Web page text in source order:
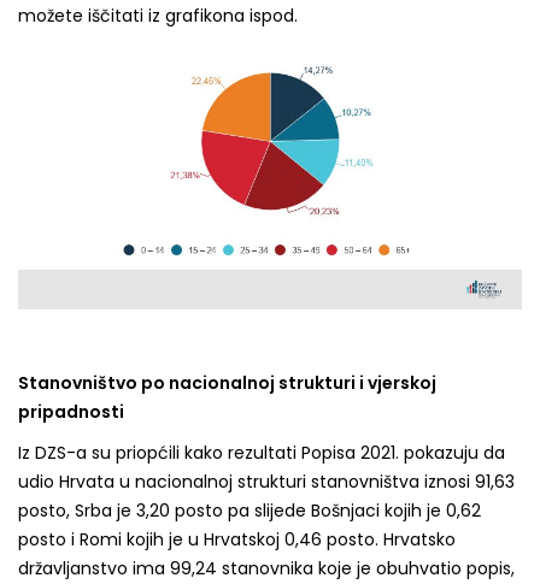
možete iščitati iz grafikona ispod.
Stanovništvo po nacionalnoj strukturi i vjerskoj
pripadnosti
Iz DZS-a su priopćili kako rezultati Popisa 2021. pokazuju da
udio Hrvata u nacionalnoj strukturi stanovništva iznosi 91,63
posto, Srba je 3,20 posto pa slijede Bošnjaci kojih je 0,62
posto i Romi kojih je u Hrvatskoj 0,46 posto. Hrvatsko
državljanstvo ima 99,24 stanovnika koje je obuhvatio popis,